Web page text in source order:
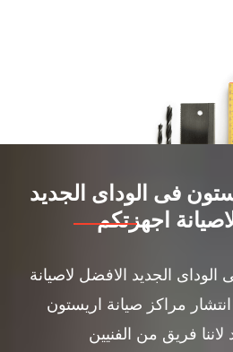
فى الوداى الجديد
اجهزتكم
الجديد الافضل لاصيانة
انتشار مراكز صيانة اريستون
فريق من الفنيين